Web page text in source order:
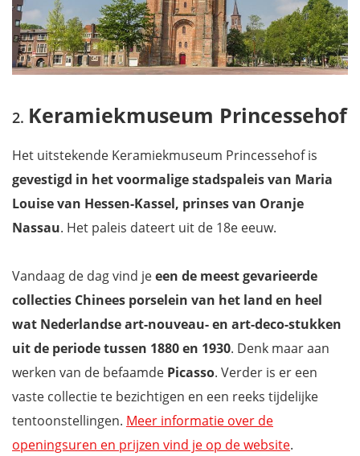
Keramiekmuseum Princessehof
Het uitstekende Keramiekmuseum Princessehof is
gevestigd in het voormalige stadspaleis van Maria
Louise van Hessen-Kassel, prinses van Oranje
Nassau. Het paleis dateert uit de 18e eeuw.
Vandaag de dag vind jeeen de meest gevarieerde
collecties Chinees porselein van het land en heel
wat Nederlandse art-nouveau- en art-deco-stukken
uit de periode tussen 1880 en 1930. Denk maar aan
werken van de befaamde Picasso. Verder is er een
vaste collectie te bezichtigen en een reeks tijdelijke
tentoonstellingen. Meer informatie over de
openingsuren en prijzen vind je op de website.